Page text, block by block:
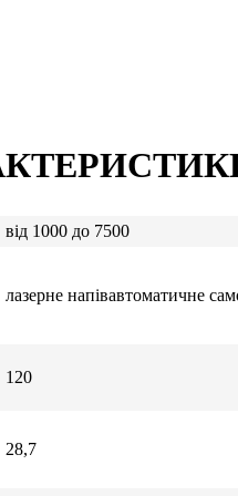
від 1000 до 7500
лазерне напівавтоматичне
120
28,7